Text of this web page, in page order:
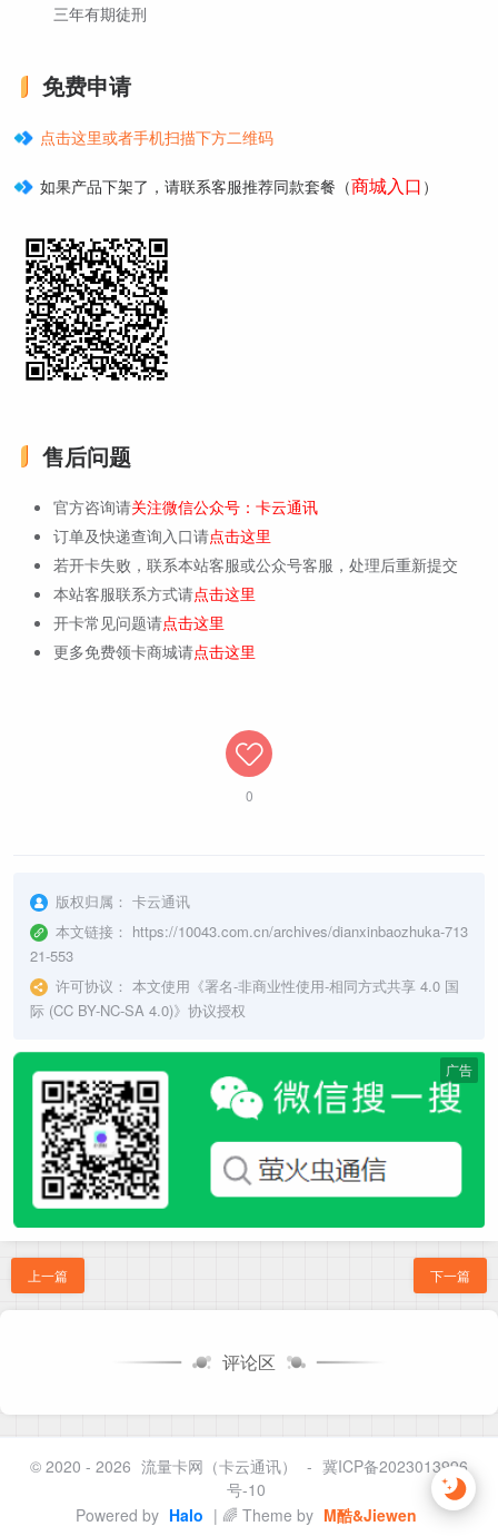
三年有期徒刑
免费申请
点击这里或者手机扫描下方二维码
如果产品下架了，请联系客服推荐同款套餐（商城入口 ）
售后问题
官方咨询请关注微信公众号：卡云通讯
订单及快递查询入口请点击这里
若开卡失败，联系本站客服或公众号客服，处理后重新提交
本站客服联系方式请点击这里
开卡常见问题请点击这里
更多免费领卡商城请点击这里
0
版权归属： 卡云通讯
本文链接： https://10043.com.cn/archives/dianxinbaozhuka-713
21-553
许可协议： 本文使用《署名-非商业性使用-相同方式共享 4.0 国
际 (CC BY-NC-SA 4.0)》协议授权
广告
上一篇 下一篇
评论区
© 2020 - 2026 流量卡网（卡云通讯） - 冀ICP备2023013996
号-10
Powered by Halo | 🌈 Theme by M酷&Jiewen